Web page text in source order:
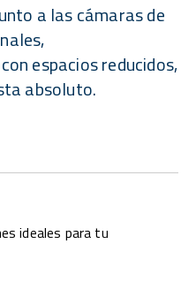
a las cámaras de
espacios reducidos,
absoluto.
ideales para tu